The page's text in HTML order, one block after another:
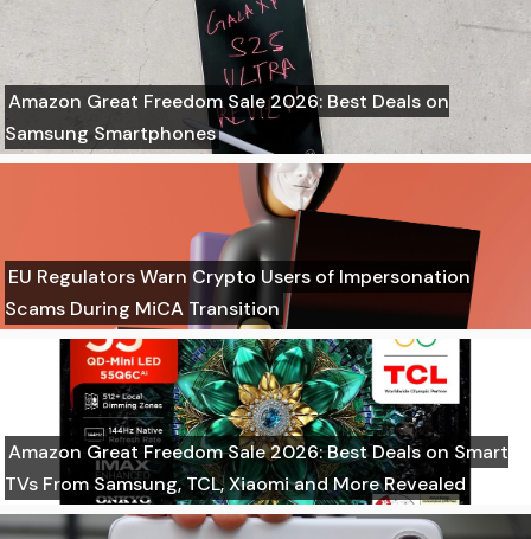
Amazon Great Freedom Sale 2026: Best Deals on
Samsung Smartphones
EU Regulators Warn Crypto Users of Impersonation
Scams During MiCA Transition
Amazon Great Freedom Sale 2026: Best Deals on Smart
TVs From Samsung, TCL, Xiaomi and More Revealed